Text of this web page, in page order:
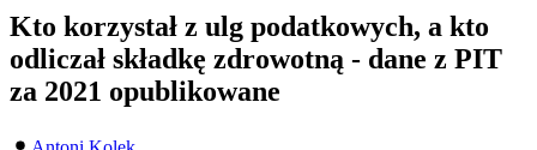
Kto korzystał z ulg podatkowych, a kto
odliczał składkę zdrowotną - dane z PIT
za 2021 opublikowane